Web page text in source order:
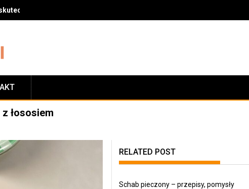
sposób na zrzucenie wagi
łososiem
RELATED POST
Schab pieczony – przepisy, pomysły